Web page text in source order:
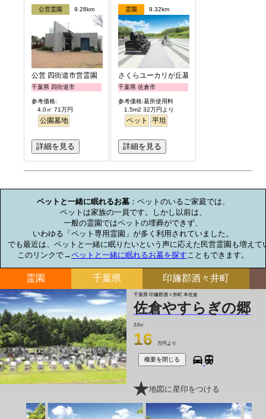
公営霊園 9.28km
公営 四街道市営霊園
千葉県 四街道市
参考価格:
4.0㎡ 71万円
公園墓地
詳細を見る
霊園 9.32km
さくらユーカリが丘墓苑
千葉県 佐倉市
参考価格:墓所使用料
1.5m2 32万円より
ペット 平坦
詳細を見る
ペットと一緒に眠れるお墓：ペットのいるご家庭では、
ペットは家族の一員です。しかし以前は、
一般の霊園ではペットの埋葬ができず、
いわゆる「ペット専用霊園」が多く利用されていました。
でも最近は、ペットと一緒に眠りたいという声に応えた民営霊園も増えて
このリンクで→ペットと一緒に眠れるお墓を探すこともできます。
霊園 千葉県 印旛郡酒々井町
千葉県 印旛郡酒々井町 本佐倉
佐倉やすらぎの郷
2.0㎡
16 万円より
概要を閉じる
地図に星印をつける